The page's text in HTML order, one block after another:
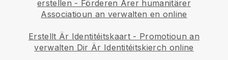
erstellen - Förderen Ärer humanitärer
Associatioun an verwalten en online
Erstellt Är Identitéitskaart- Promotioun an
verwalten Dir Är Identitéitskierch online